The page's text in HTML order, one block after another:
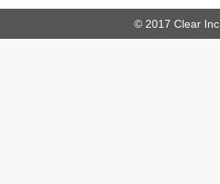
© 2017 Clear Inc.